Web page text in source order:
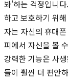
봐'하는 걱정입니
하고 보호하기 위
자는 자신의 휴대
피에서 자신을 볼
강력한 기능은 사
들이 훨씬 더 편안